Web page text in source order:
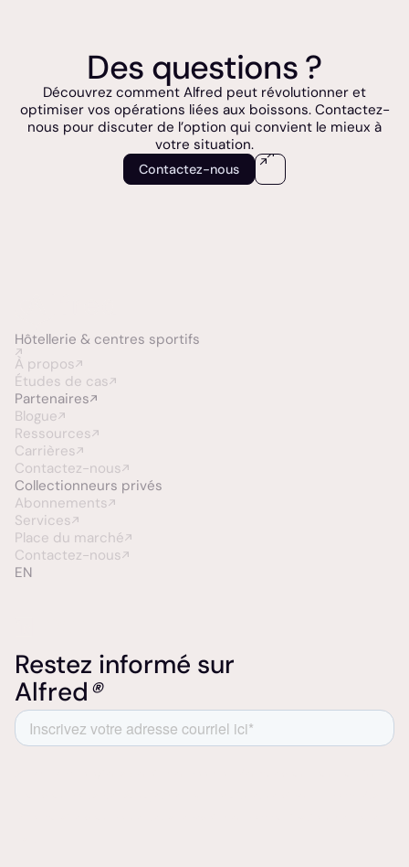
Des questions ?
Découvrez comment Alfred peut révolutionner et
optimiser vos opérations liées aux boissons. Contactez-
nous pour discuter de l’option qui convient le mieux à
votre situation.
Contactez-nous
Hôtellerie & centres sportifs
À propos
Études de cas
Partenaires
Blogue
Ressources
Carrières
Contactez-nous
Collectionneurs privés
Abonnements
Services
Place du marché
Contactez-nous
EN
Restez informé sur
Alfred®